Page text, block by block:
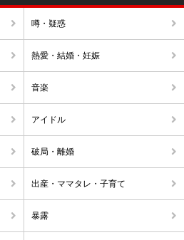
噂・疑惑
熱愛・結婚・妊娠
音楽
アイドル
破局・離婚
出産・ママタレ・子育て
暴露